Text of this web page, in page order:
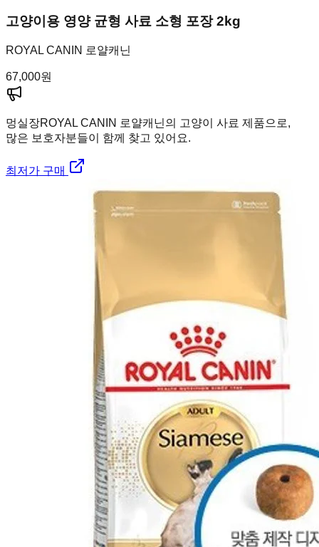
고양이용 영양 균형 사료 소형 포장 2kg
ROYAL CANIN 로얄캐닌
67,000원
멍실장ROYAL CANIN 로얄캐닌의 고양이 사료 제품으로,
많은 보호자분들이 함께 찾고 있어요.
최저가 구매